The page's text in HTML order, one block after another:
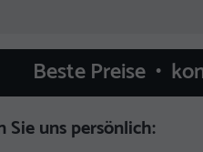
Beste Preise •
Sie uns persönlich: